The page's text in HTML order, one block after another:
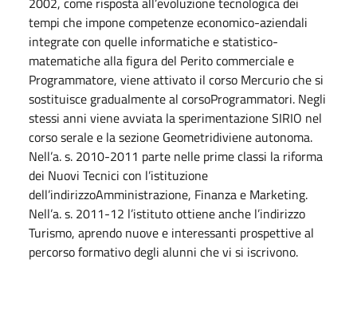
tempi che impone competenze economico-aziendali
integrate con quelle informatiche e statistico-
matematiche alla figura del Perito commerciale e
Programmatore, viene attivato il corso Mercurio che si
sostituisce gradualmente al corsoProgrammatori. Negli
stessi anni viene avviata la sperimentazione SIRIO nel
corso serale e la sezione Geometridiviene autonoma.
Nell’a. s. 2010-2011 parte nelle prime classi la riforma
dei Nuovi Tecnici con l’istituzione
dell’indirizzoAmministrazione, Finanza e Marketing.
Nell’a. s. 2011-12 l’istituto ottiene anche l’indirizzo
Turismo, aprendo nuove e interessanti prospettive al
percorso formativo degli alunni che vi si iscrivono.